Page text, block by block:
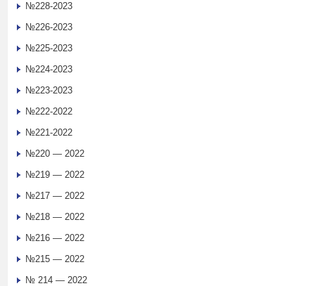
№228-2023
№226-2023
№225-2023
№224-2023
№223-2023
№222-2022
№221-2022
№220 — 2022
№219 — 2022
№217 — 2022
№218 — 2022
№216 — 2022
№215 — 2022
№ 214 — 2022